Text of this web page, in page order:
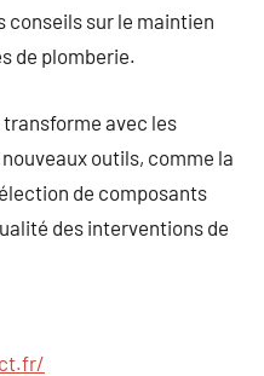
conseils sur le maintien
de plomberie.
avec les
outils, comme la
de composants
des interventions de